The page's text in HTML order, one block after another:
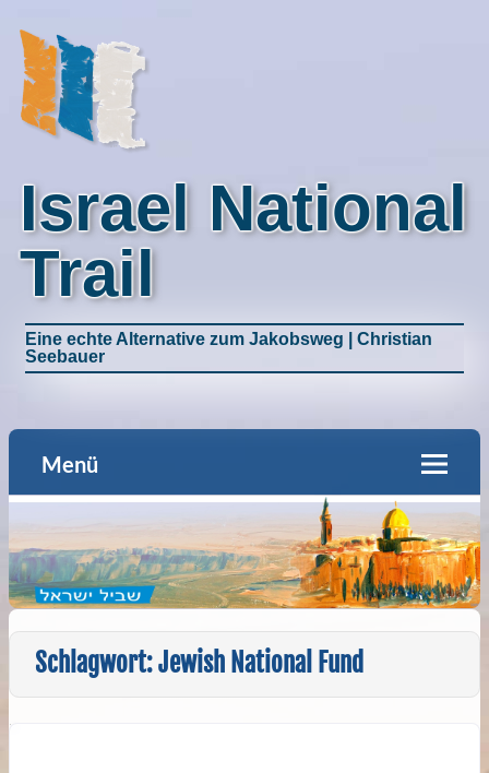
Israel National
Trail
Eine echte Alternative zum Jakobsweg | Christian
Seebauer
Menü
Schlagwort:Jewish National Fund